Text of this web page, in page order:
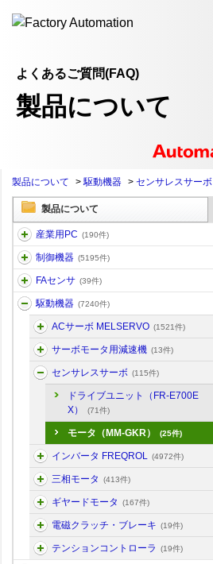
よくあるご質問(FAQ)
製品について
製品について >駆動機器 > センサレスサーボ
製品について
産業用PC (190件)
制御機器 (5195件)
FAセンサ (39件)
駆動機器 (7240件)
ACサーボ MELSERVO (1521件)
サーボモータ用減速機 (13件)
センサレスサーボ (115件)
ドライブユニット（FR-E700E
X）
(71件)
モータ（MM-GKR） (25件)
インバータ FREQROL (4972件)
三相モータ (413件)
ギヤードモータ (167件)
電磁クラッチ・ブレーキ (19件)
テンションコントローラ (19件)